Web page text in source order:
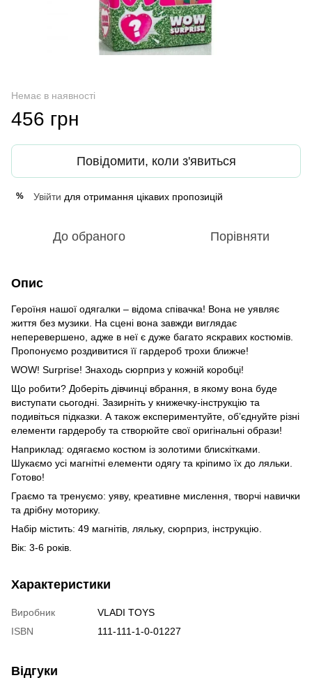
Немає в наявності
456 грн
Повідомити, коли з'явиться
% Увійти для отримання цікавих пропозицій
До обраного Порівняти
Опис
Героїня нашої одягалки – відома співачка! Вона не уявляє
життя без музики. На сцені вона завжди виглядає
неперевершено, адже в неї є дуже багато яскравих костюмів.
Пропонуємо роздивитися її гардероб трохи ближче!
WOW! Surprise! Знаходь сюрприз у кожній коробці!
Що робити? Доберіть дівчинці вбрання, в якому вона буде
виступати сьогодні. Зазирніть у книжечку-інструкцію та
подивіться підказки. А також експериментуйте, об’єднуйте різні
елементи гардеробу та створюйте свої оригінальні образи!
Наприклад: одягаємо костюм із золотими блискітками.
Шукаємо усі магнітні елементи одягу та кріпимо їх до ляльки.
Готово!
Граємо та тренуємо: уяву, креативне мислення, творчі навички
та дрібну моторику.
Набір містить: 49 магнітів, ляльку, сюрприз, інструкцію.
Вік: 3-6 років.
Характеристики
Виробник
VLADI TOYS
ISBN
111-111-1-0-01227
Відгуки